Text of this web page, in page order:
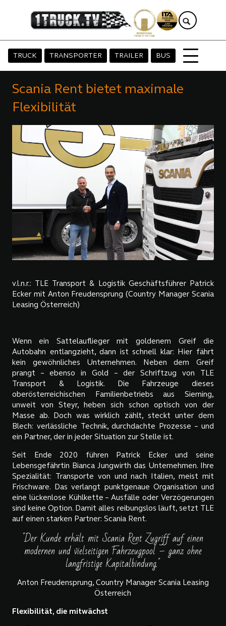
TRUCK TRANSPORTER TRAILER BUS
Scania Rent bietet maximale
Flexibilität
v.l.n.r.: TLE Transport & Logistik Geschäftsführer Patrick
Ecker mit Anton Freudensprung (Country Manager Scania
Leasing Österreich)
Wenn ein Sattelauflieger mit goldenem Greif die
Autobahn entlangzieht, dann ist schnell klar: Hier fährt
kein gewöhnliches Unternehmen. Neben dem Greif
prangt – ebenso in Gold – der Schriftzug von TLE
Transport & Logistik. Die Fahrzeuge dieses
oberösterreichischen Familienbetriebs aus Sierning,
unweit von Steyr, heben sich schon optisch von der
Masse ab. Doch was wirklich zählt, steckt unter dem
Blech: verlässliche Technik, durchdachte Prozesse – und
ein Partner, der in jeder Situation zur Stelle ist.
Seit Ende 2020 führen Patrick Ecker und seine
Lebensgefährtin Bianca Jungwirth das Unternehmen. Ihre
Spezialität: Transporte von und nach Italien, meist mit
Frischware. Das verlangt punktgenaue Organisation und
eine lückenlose Kühlkette – Ausfälle oder Verzögerungen
sind keine Option. Damit alles reibungslos läuft, setzt TLE
auf einen starken Partner: Scania Rent.
"Der Kunde erhält mit Scania Rent Zugriff auf einen
modernen und vielseitigen Fahrzeugpool – ganz ohne
langfristige Kapitalbindung."
Anton Freudensprung, Country Manager Scania Leasing
Österreich
Flexibilität, die mitwächst